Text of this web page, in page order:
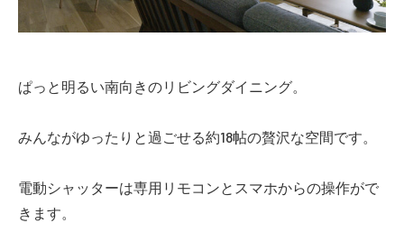
ぱっと明るい南向きのリビングダイニング。
みんながゆったりと過ごせる約18帖の贅沢な空間です。
電動シャッターは専用リモコンとスマホからの操作がで
きます。